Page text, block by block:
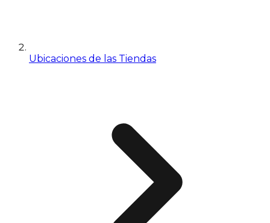
Ubicaciones de las Tiendas